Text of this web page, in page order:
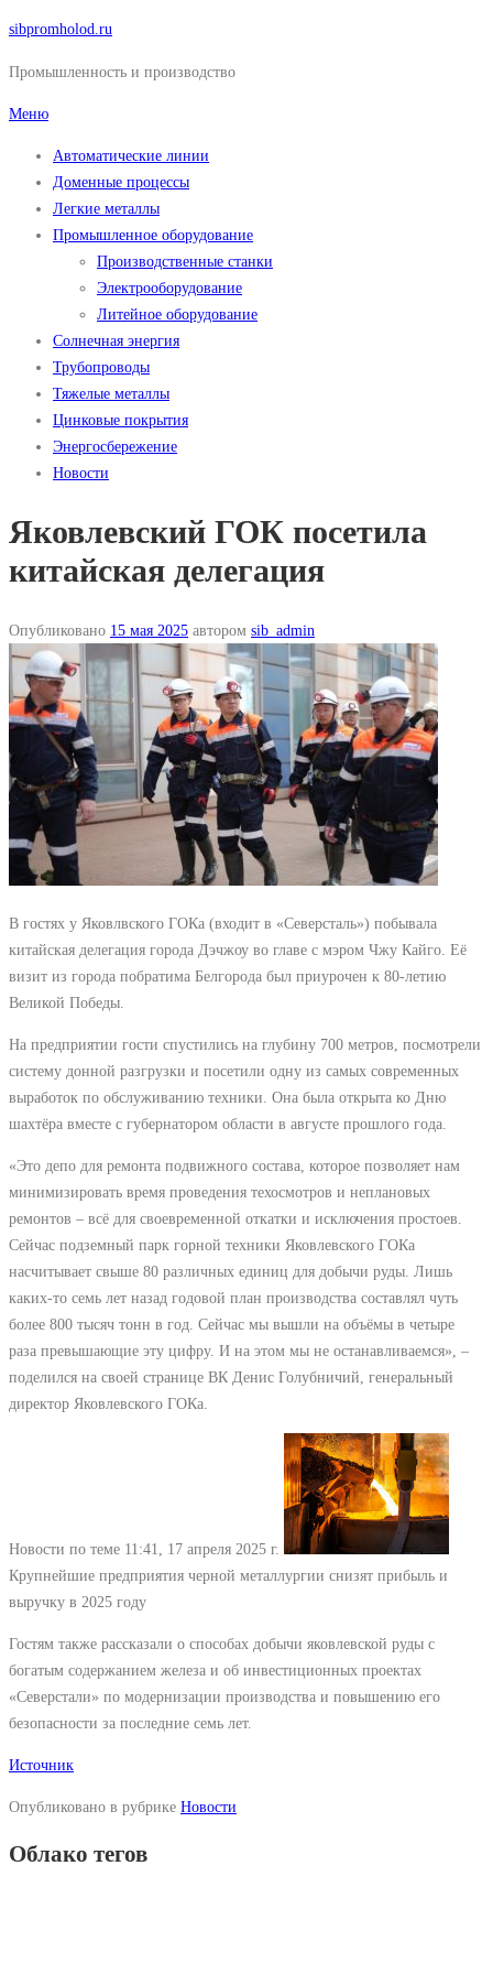
Перейти
содержимому
sibpromholod.ru
Промышленность и производство
Меню
Автоматические линии
Доменные процессы
Легкие металлы
Промышленное оборудование
Производственные станки
Электрооборудование
Литейное оборудование
Солнечная энергия
Трубопроводы
Тяжелые металлы
Цинковые покрытия
Энергосбережение
Новости
Яковлевский ГОК посетила
китайская делегация
Опубликовано 15 мая 2025 автором sib_admin
В гостях у Яковлвского ГОКа (входит в «Северсталь») побывала
китайская делегация города Дэчжоу во главе с мэром Чжу Кайго. Её
визит из города побратима Белгорода был приурочен к 80-летию
Великой Победы.
На предприятии гости спустились на глубину 700 метров, посмотрели
систему донной разгрузки и посетили одну из самых современных
выработок по обслуживанию техники. Она была открыта ко Дню
шахтёра вместе с губернатором области в августе прошлого года.
«Это депо для ремонта подвижного состава, которое позволяет нам
минимизировать время проведения техосмотров и неплановых
ремонтов – всё для своевременной откатки и исключения простоев.
Сейчас подземный парк горной техники Яковлевского ГОКа
насчитывает свыше 80 различных единиц для добычи руды. Лишь
каких-то семь лет назад годовой план производства составлял чуть
более 800 тысяч тонн в год. Сейчас мы вышли на объёмы в четыре
раза превышающие эту цифру. И на этом мы не останавливаемся», –
поделился на своей странице ВК Денис Голубничий, генеральный
директор Яковлевского ГОКа.
Новости по теме 11:41, 17 апреля 2025 г.
Крупнейшие предприятия черной металлургии снизят прибыль и
выручку в 2025 году
Гостям также рассказали о способах добычи яковлевской руды с
богатым содержанием железа и об инвестиционных проектах
«Северстали» по модернизации производства и повышению его
безопасности за последние семь лет.
Источник
Опубликовано в рубрике Новости
Облако тегов